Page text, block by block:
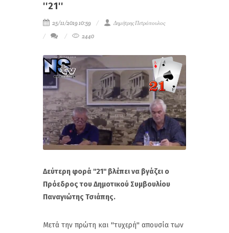
''21''
25/11/2019 10:59
Δημήτρης Πετρόπουλος
2440
Δεύτερη φορά ''21'' βλέπει να βγάζει ο
Πρόεδρος του Δημοτικού Συμβουλίου
Παναγιώτης Τσιάπης.
Μετά την πρώτη και ''τυχερή'' απουσία των